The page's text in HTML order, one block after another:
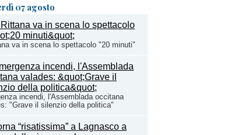
07 agosto
va in scena lo spettacolo "20 minuti"
incendi, l'Assemblada occitana
"Grave il silenzio della politica"